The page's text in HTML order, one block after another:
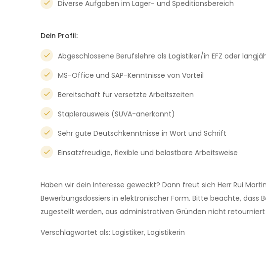
Diverse Aufgaben im Lager- und Speditionsbereich
Dein Profil:
Abgeschlossene Berufslehre als Logistiker/in EFZ oder
MS-Office und SAP-Kenntnisse von Vorteil
Bereitschaft für versetzte Arbeitszeiten
Staplerausweis (SUVA-anerkannt)
Sehr gute Deutschkenntnisse in Wort und Schrift
Einsatzfreudige, flexible und belastbare Arbeitsweise
Haben wir dein Interesse geweckt? Dann freut sich Herr Rui
Bewerbungsdossiers in elektronischer Form. Bitte beachte, dass
zugestellt werden, aus administrativen Gründen nicht
Verschlagwortet als: Logistiker, Logistikerin